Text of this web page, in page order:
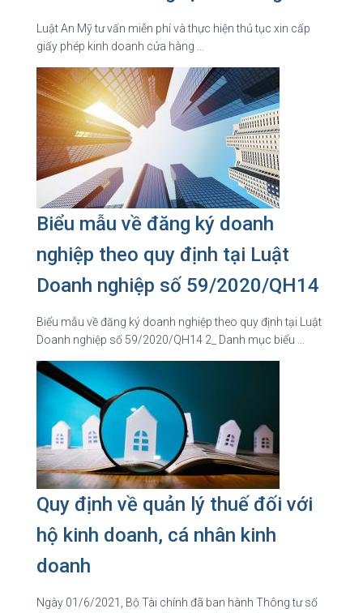
Luật An Mỹ tư vấn miễn phí và thực hiện thủ tục xin cấp
giấy phép kinh doanh cửa hàng …
Biểu mẫu về đăng ký doanh
nghiệp theo quy định tại Luật
Doanh nghiệp số 59/2020/QH14
Biểu mẫu về đăng ký doanh nghiệp theo quy định tại Luật
Doanh nghiệp số 59/2020/QH14 2_ Danh mục biểu …
Quy định về quản lý thuế đối với
hộ kinh doanh, cá nhân kinh
doanh
Ngày 01/6/2021, Bộ Tài chính đã ban hành Thông tư số